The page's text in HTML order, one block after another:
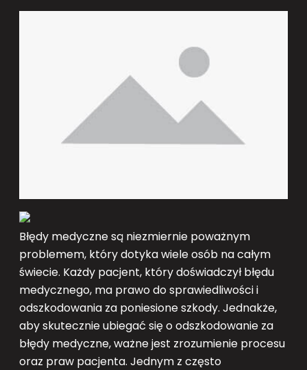
Błędy medyczne są niezmiernie poważnym
problemem, który dotyka wiele osób na całym
świecie. Każdy pacjent, który doświadczył błędu
medycznego, ma prawo do sprawiedliwości i
odszkodowania za poniesione szkody. Jednakże,
aby skutecznie ubiegać się o odszkodowanie za
błędy medyczne, ważne jest zrozumienie procesu
oraz praw pacjenta. Jednym z często